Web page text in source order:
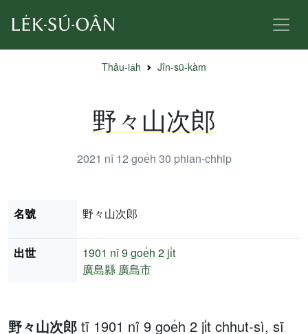
Thâu-ia̍h Jîn-sū-kàm
野々山次郎
2021 nî 12 goe̍h 30 phian-chhip
野々山次郎 tī 1901 nî 9 goe̍h 2 ji̍t chhut-sì, sī
名號 野々山次郎
出世 1901 nî9 goe̍h 2 ji̍t
廣島縣 廣島市